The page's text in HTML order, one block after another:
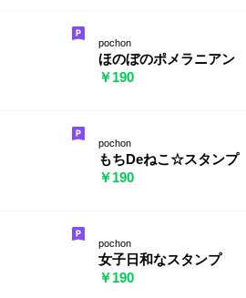
pochon
ほのぼのポメラニアン
￥190
pochon
もちDeねこ☆スタンプ
￥190
pochon
女子日和なスタンプ
￥190